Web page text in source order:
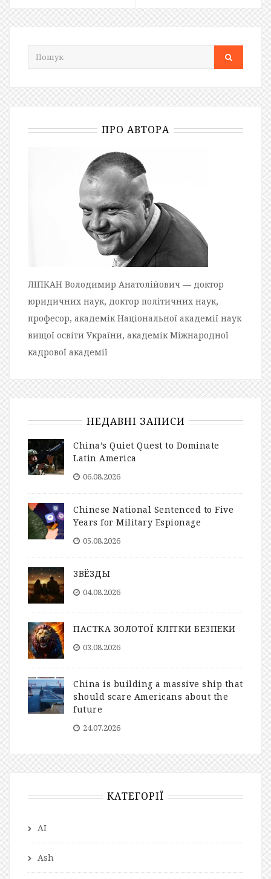
ПРО АВТОРА
ЛІПКАН Володимир Анатолійович — доктор
юридичних наук, доктор політичних наук,
професор, академік Національної академії наук
вищої освіти України, академік Міжнародної
кадрової академії
НЕДАВНІ ЗАПИСИ
China’s Quiet Quest to Dominate
Latin America
06.08.2026
Chinese National Sentenced to Five
Years for Military Espionage
05.08.2026
ЗВЁЗДЫ
04.08.2026
ПАСТКА ЗОЛОТОЇ КЛІТКИ БЕЗПЕКИ
03.08.2026
China is building a massive ship that
should scare Americans about the
future
24.07.2026
КАТЕГОРІЇ
AI
Ash